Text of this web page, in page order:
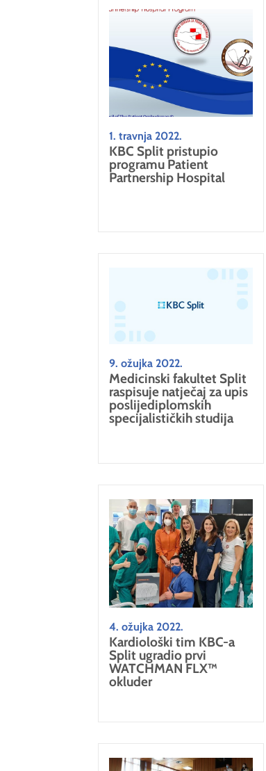
1. travnja 2022.
KBC Split pristupio
programu Patient
Partnership Hospital
9. ožujka 2022.
Medicinski fakultet Split
raspisuje natječaj za upis
poslijediplomskih
specijalističkih studija
4. ožujka 2022.
Kardiološki tim KBC-a
Split ugradio prvi
WATCHMAN FLX™
okluder